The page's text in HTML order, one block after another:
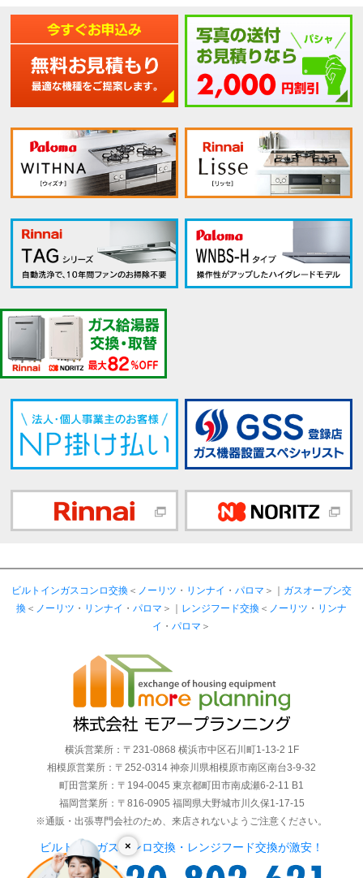
×
ビルトインガスコンロ交換 ＜ ノーリツ ・ リンナイ ・ パロマ ＞｜ ガスオーブン交
換 ＜ ノーリツ ・ リンナイ ・ パロマ ＞｜ レンジフード交換 ＜ ノーリツ ・ リンナ
イ ・ パロマ ＞
横浜営業所：〒231-0868 横浜市中区石川町1-13-2 1F
相模原営業所：〒252-0314 神奈川県相模原市南区南台3-9-32
町田営業所：〒194-0045 東京都町田市南成瀬6-2-11 B1
福岡営業所：〒816-0905 福岡県大野城市川久保1-17-15
※通販・出張専門会社のため、来店されないようご注意ください。
ビルトインガスコンロ交換・レンジフード交換が激安！